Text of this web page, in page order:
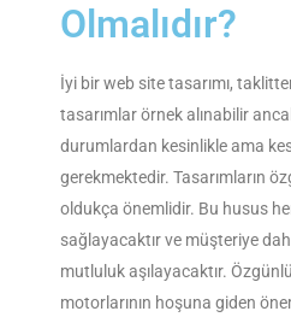
Olmalıdır?
İyi bir web site tasarımı,
tasarımlar örnek alınabilir
durumlardan kesinlikle ama
gerekmektedir. Tasarımların
oldukça önemlidir. Bu husus
sağlayacaktır ve müşteriye
mutluluk aşılayacaktır.
motorlarının hoşuna giden